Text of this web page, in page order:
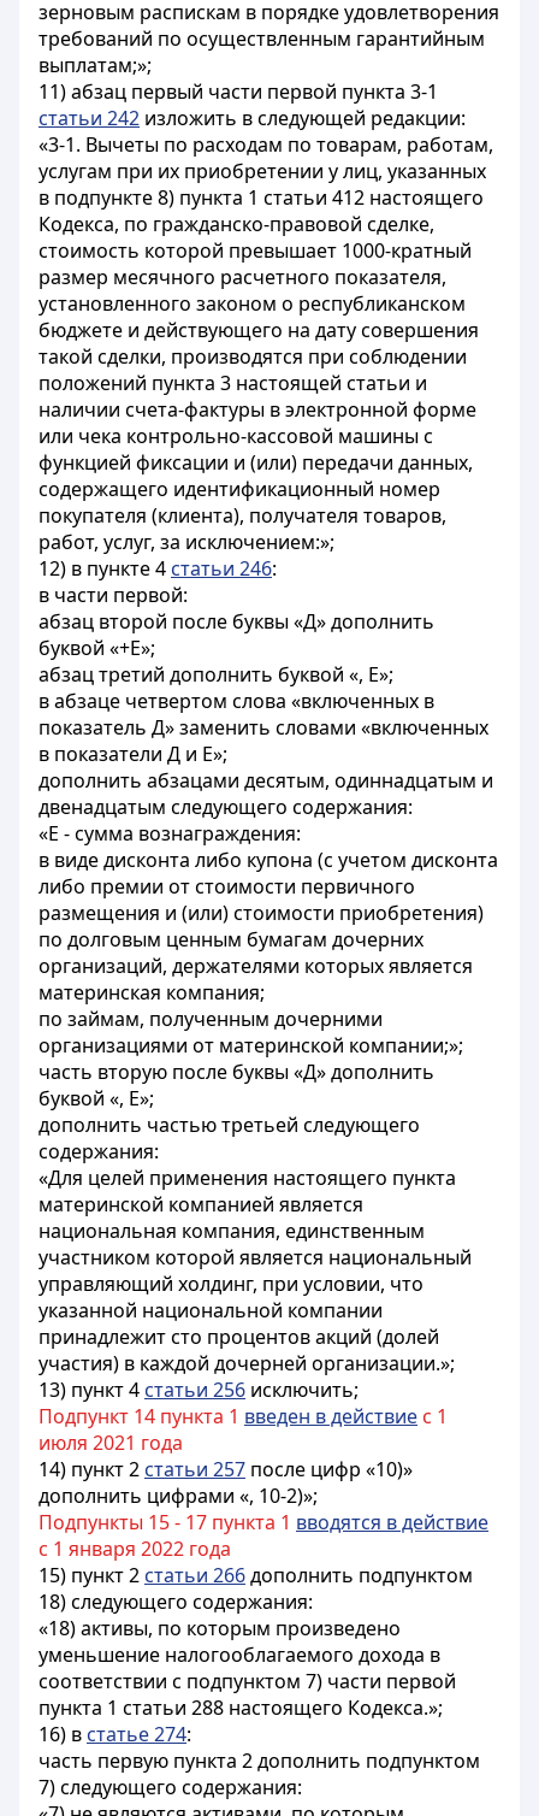
зерновым распискам в порядке удовлетворения
требований по осуществленным гарантийным
выплатам;»;
11) абзац первый части первой пункта 3-1
статьи 242 изложить в следующей редакции:
«3-1. Вычеты по расходам по товарам, работам,
услугам при их приобретении у лиц, указанных
в подпункте 8) пункта 1 статьи 412 настоящего
Кодекса, по гражданско-правовой сделке,
стоимость которой превышает 1000-кратный
размер месячного расчетного показателя,
установленного законом о республиканском
бюджете и действующего на дату совершения
такой сделки, производятся при соблюдении
положений пункта 3 настоящей статьи и
наличии счета-фактуры в электронной форме
или чека контрольно-кассовой машины с
функцией фиксации и (или) передачи данных,
содержащего идентификационный номер
покупателя (клиента), получателя товаров,
работ, услуг, за исключением:»;
12) в пункте 4 статьи 246:
в части первой:
абзац второй после буквы «Д» дополнить
буквой «+Е»;
абзац третий дополнить буквой «, Е»;
в абзаце четвертом слова «включенных в
показатель Д» заменить словами «включенных
в показатели Д и Е»;
дополнить абзацами десятым, одиннадцатым и
двенадцатым следующего содержания:
«Е - сумма вознаграждения:
в виде дисконта либо купона (с учетом дисконта
либо премии от стоимости первичного
размещения и (или) стоимости приобретения)
по долговым ценным бумагам дочерних
организаций, держателями которых является
материнская компания;
по займам, полученным дочерними
организациями от материнской компании;»;
часть вторую после буквы «Д» дополнить
буквой «, Е»;
дополнить частью третьей следующего
содержания:
«Для целей применения настоящего пункта
материнской компанией является
национальная компания, единственным
участником которой является национальный
управляющий холдинг, при условии, что
указанной национальной компании
принадлежит сто процентов акций (долей
участия) в каждой дочерней организации.»;
13) пункт 4 статьи 256 исключить;
Подпункт 14 пункта 1 введен в действие с 1
июля 2021 года
14) пункт 2 статьи 257 после цифр «10)»
дополнить цифрами «, 10-2)»;
Подпункты 15 - 17 пункта 1 вводятся в действие
с 1 января 2022 года
15) пункт 2 статьи 266дополнить подпунктом
18) следующего содержания:
«18) активы, по которым произведено
уменьшение налогооблагаемого дохода в
соответствии с подпунктом 7) части первой
пункта 1 статьи 288 настоящего Кодекса.»;
16) в статье 274:
часть первую пункта 2 дополнить подпунктом
7) следующего содержания: